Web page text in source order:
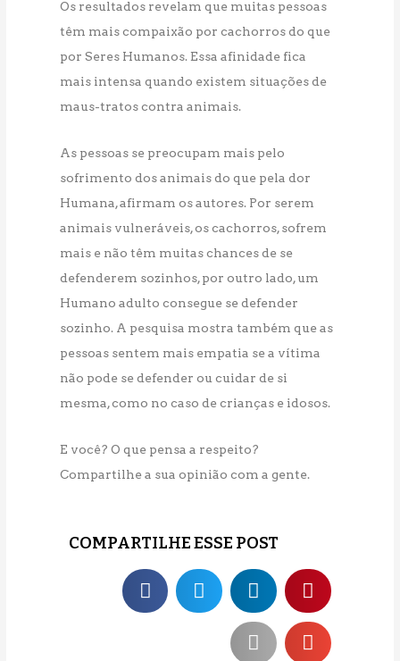
Os resultados revelam que muitas pessoas
têm mais compaixão por cachorros do que
por Seres Humanos. Essa afinidade fica
mais intensa quando existem situações de
maus-tratos contra animais.
As pessoas se preocupam mais pelo
sofrimento dos animais do que pela dor
Humana, afirmam os autores. Por serem
animais vulneráveis, os cachorros, sofrem
mais e não têm muitas chances de se
defenderem sozinhos, por outro lado, um
Humano adulto consegue se defender
sozinho. A pesquisa mostra também que as
pessoas sentem mais empatia se a vítima
não pode se defender ou cuidar de si
mesma, como no caso de crianças e idosos.
E você? O que pensa a respeito?
Compartilhe a sua opinião com a gente.
COMPARTILHE ESSE POST